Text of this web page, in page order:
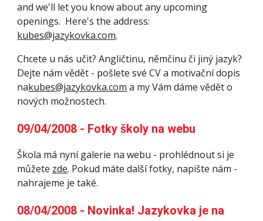
and we'll let you know about any upcoming
kubes@jazykovka.com.
Chcete u nás učit? Angličtinu, němčinu či jiný jazyk?
Dejte nám vědět - pošlete své CV a motivační dopis
nakubes@jazykovka.com a my Vám dáme vědět o
nových možnostech.
09/04/2008 - Fotky školy na webu
Škola má nyní galerie na webu - prohlédnout si je
můžete zde. Pokud máte další fotky, napište nám -
nahrajeme je také.
08/04/2008 - Novinka! Jazykovka je na